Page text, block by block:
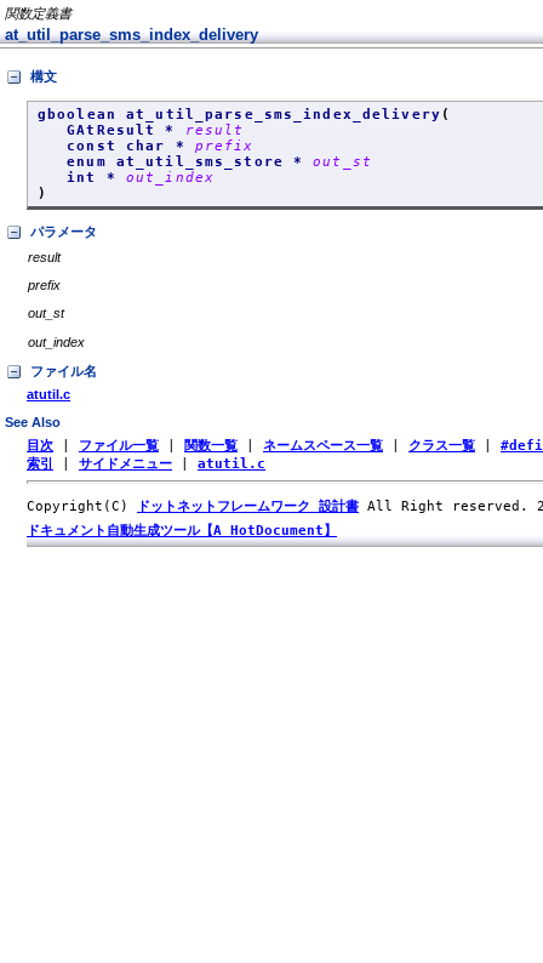
関数定義書
at_util_parse_sms_index_delivery
構文
gboolean at_util_parse_sms_index_delivery (
GAtResult *
result
const char * prefix
enum at_util_sms_store *out_st
int * out_index
)
パラメータ
result
prefix
out_st
out_index
ファイル名
atutil.c
See Also
目次 ファイル一覧 関数一覧 ネームスペース一覧 クラス一覧
索引
サイドメニュー atutil.c
Copyright(C) ドットネットフレームワーク 設計書 All Right reserved.
ドキュメント自動生成ツール【A HotDocument】